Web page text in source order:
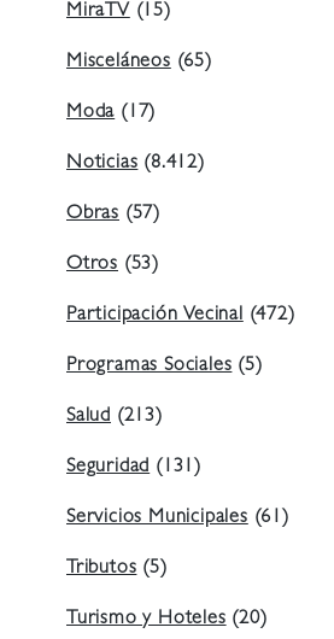
MiraTV (15)
Misceláneos (65)
Moda (17)
Noticias (8.412)
Obras (57)
Otros (53)
Participación Vecinal (472)
Programas Sociales (5)
Salud (213)
Seguridad (131)
Servicios Municipales (61)
Tributos (5)
Turismo y Hoteles (20)